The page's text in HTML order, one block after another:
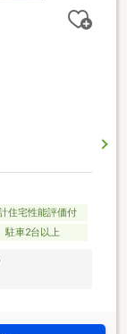
住宅性能評価付
駐車2台以上